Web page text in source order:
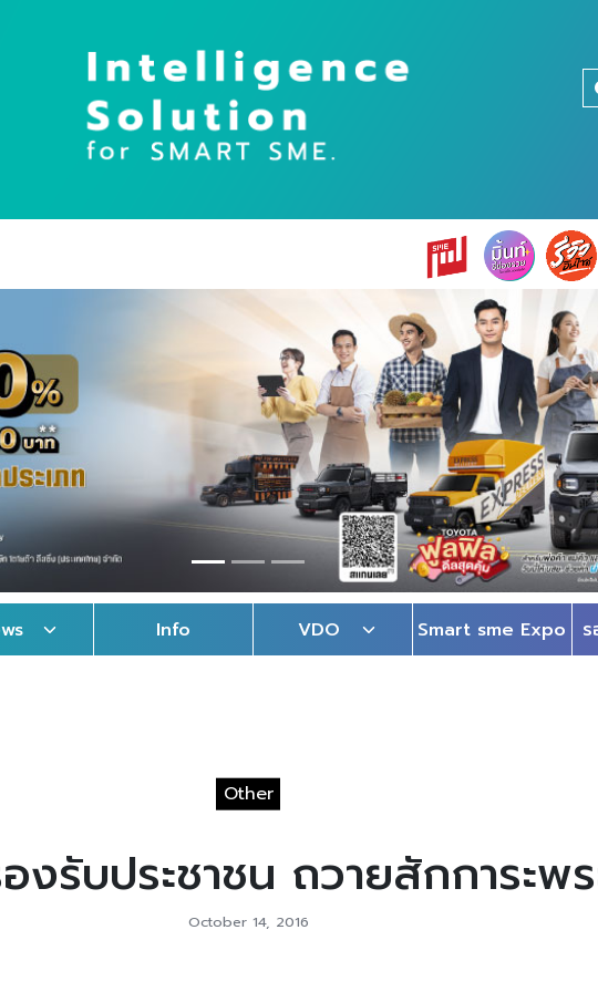
Info VDO Smart sme Expo
Other
งรับประชาชน ถวายสักการะพ
October 14, 2016